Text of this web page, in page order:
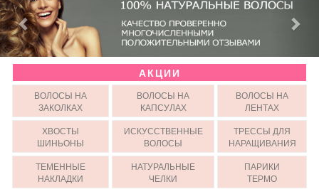
АКЦИИ
ВОЛОСЫ НА
ЗАКОЛКАХ
ВОЛОСЫ НА
КАПСУЛАХ
ВОЛОСЫ НА
ЛЕНТАХ
ХВОСТЫ
ШИНЬОНЫ
ИСКУССТВЕННЫЕ
ВОЛОСЫ
ТРЕССЫ ДЛЯ
НАРАЩИВАНИЯ
ТЕМЕННЫЕ
НАКЛАДКИ
НАТУРАЛЬНЫЕ
ЧЕЛКИ
ПАРИКИ
ТЕРМО